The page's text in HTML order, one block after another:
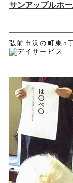
サンアップルホ
弘前市浜の町東5